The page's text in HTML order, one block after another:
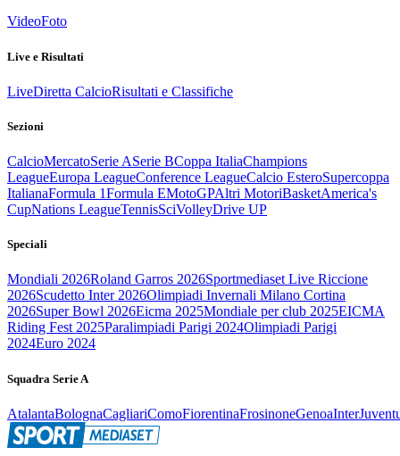
VideoFoto
Live e Risultati
LiveDiretta CalcioRisultati e Classifiche
Sezioni
CalcioMercatoSerie ASerie BCoppa ItaliaChampions
LeagueEuropa LeagueConference LeagueCalcio EsteroSupercoppa
ItalianaFormula 1Formula EMotoGPAltri MotoriBasketAmerica's
CupNations LeagueTennisSciVolleyDrive UP
Speciali
Mondiali 2026Roland Garros 2026Sportmediaset Live Riccione
2026Scudetto Inter 2026Olimpiadi Invernali Milano Cortina
2026Super Bowl 2026Eicma 2025Mondiale per club 2025EICMA
Riding Fest 2025Paralimpiadi Parigi 2024Olimpiadi Parigi
2024Euro 2024
Squadra Serie A
AtalantaBolognaCagliariComoFiorentinaFrosinoneGenoaInter